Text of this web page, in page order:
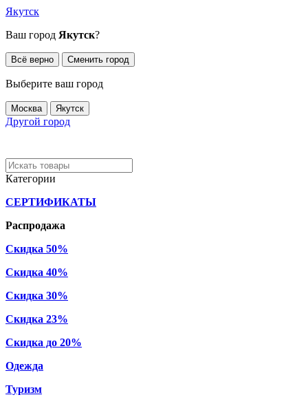
Якутск
Ваш город Якутск?
Всё верно Сменить город
Выберите ваш город
Москва Якутск
Другой город
Категории
СЕРТИФИКАТЫ
Распродажа
Скидка 50%
Скидка 40%
Скидка 30%
Скидка 23%
Скидка до 20%
Одежда
Туризм